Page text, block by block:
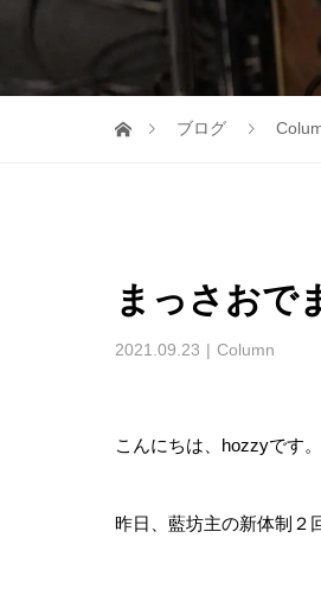
ブログ
まっさおで
2021.09.23 Column
こんにちは、hozzyです。
昨日、藍坊主の新体制２